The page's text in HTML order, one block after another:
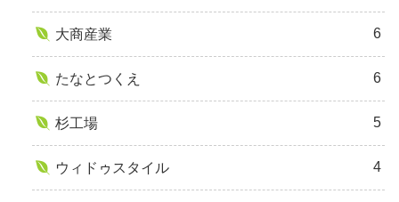
大商産業 6
たなとつくえ 6
杉工場 5
ウィドゥスタイル 4